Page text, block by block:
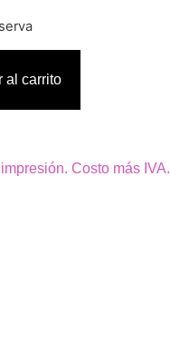
al carrito
Costo más IVA.